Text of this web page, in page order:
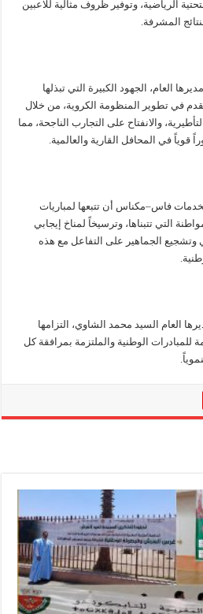
الرياضية، وتوفير ظروف مثالية للاعبين
المشرفة.
العام، الجهود الكبيرة التي تبذلها
في تطوير المنظومة الكروية، من خلال
والانفتاح على التجارب الناجحة، مما
في المحافل القارية والعالمية.
فاس–مكناس أن تتبعها لمباريات
التي تتبناها، وترسيخاً لمناخ إيجابي
الجماهير على التفاعل مع هذه
العام السيد محمد الشاوي، التزامها
للمبادرات الوطنية والملتزمة بمرافقة كل